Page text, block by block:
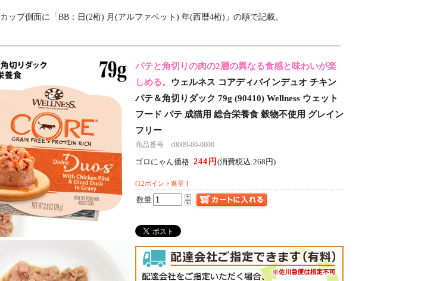
カップ側面に「BB：日(2桁) 月(アルファベット) 年(西暦4桁)」の順で記載。
パテと角切りの肉の2層の異なる食感と味わいが楽
しめる。 ウェルネス コアディバインデュオ チキン
パテ＆角切りダック 79g (90410) Wellness ウェット
フード パテ 成猫用 総合栄養食 穀物不使用 グレイン
フリー
商品番号 c0009-00-0000
ゴロにゃん価格 244円(消費税込:268円)
[12ポイント進呈 ]
数量